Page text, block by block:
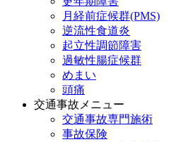
月経前症候群(PMS)
逆流性食道炎
起立性調節障害
過敏性腸症候群
めまい
頭痛
交通事故メニュー
交通事故専門施術
事故保険